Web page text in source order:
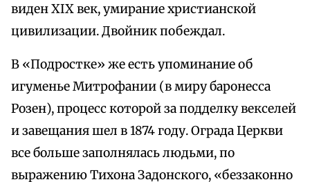
виден XIX век, умирание христианской
цивилизации. Двойник побеждал.
В «Подростке» же есть упоминание об
игуменье Митрофании (в миру баронесса
Розен), процесс которой за подделку векселей
и завещания шел в 1874 году. Ограда Церкви
все больше заполнялась людьми, по
выражению Тихона Задонского, «беззаконно